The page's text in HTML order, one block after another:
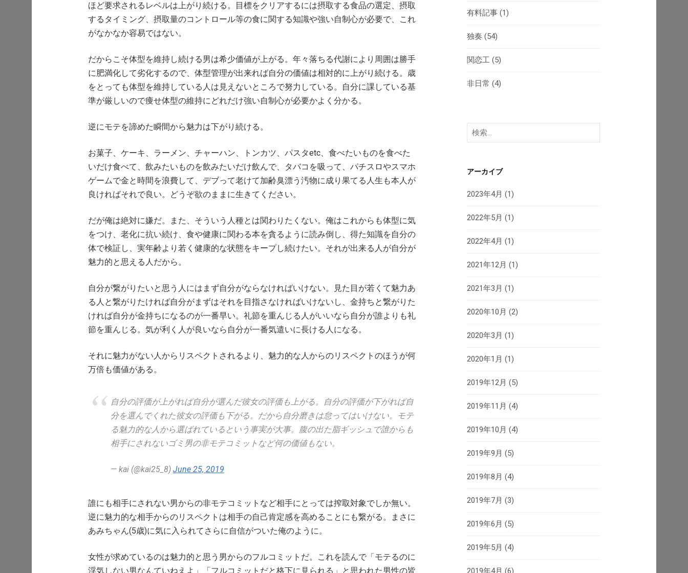
ほど要求されるレベルは上がり続ける。目標をクリアするには摂取する食品の選定、摂取
するタイミング、摂取量のコントロール等の食に関する知識や強い自制心が必要で、これ
がなかなか容易ではない。
だからこそ体型を維持し続ける男は希少価値が上がる。年々落ちる代謝により周囲は勝手
に肥満化して劣化するので、体型管理が出来れば自分の価値は相対的に上がり続ける。歳
をとっても体型を維持している人は見えないところで努力している。自分に課している基
準が厳しいので痩せ体型の維持にどれだけ強い自制心が必要かよく分かる。
逆にモテを諦めた瞬間から魅力は下がり続ける。
お菓子、ケーキ、ラーメン、チャーハン、トンカツ、パスタetc、食べたいものを食べた
いだけ食べて、飲みたいものを飲みたいだけ飲んで、タバコを吸って、パチスロやスマホ
ゲームで金と時間を浪費して、デブって老けて加齢臭漂う汚物に成り果てる人生も本人が
良ければそれで良い。どうぞ欲のままに生きてください。
だが俺は絶対に嫌だ。また、そういう人種とは関わりたくない。俺はこれからも体型に気
をつけ、老化に抗い続け、食や健康に関わる本を貪るように読み倒し、得た知識を自分の
体で検証し、実年齢より若く健康的な状態をキープし続けたい。それが出来る人が自分が
魅力的と思える人だから。
自分が繋がりたいと思う人にはまず自分がならなければいけない。見た目が若くて魅力あ
る人と繋がりたければ自分がまずはそれを目指さなければいけないし、金持ちと繋がりた
ければ自分が金持ちになるのが一番早い。礼節を重んじる人がいいなら自分が誰よりも礼
節を重んじる。気が利く人が良いなら自分が一番気遣いに長ける人になる。
それに魅力がない人からリスペクトされるより、魅力的な人からのリスペクトのほうが何
万倍も価値がある。
自分の評価が上がれば自分が選んだ彼女の評価も上がる。自分の評価が下がれば自
分を選んでくれた彼女の評価も下がる。だから自分磨きは怠ってはいけない。モテ
る魅力的な人から選ばれているという事実が大事。腹の出た脂ギッシュで誰からも
相手にされないゴミ男の非モテコミットなど何の価値もない。
— kai (@kai25_8) June 25, 2019
誰にも相手にされない男からの非モテコミットなど相手にとっては搾取対象でしか無い。
逆に魅力的な相手からのリスペクトは相手の自己肯定感を高めることにも繋がる。まさに
あみちゃん(5歳)に気に入られてさらに自信がついた俺のように。
女性が求めているのは魅力的と思う男からのフルコミットだ。これを読んで「モテるのに
浮気しない男なんていねえよ」「フルコミットだと格下に見られる」と思われた男性の皆
有料記事 (1)
独奏 (54)
関恋工 (5)
非日常 (4)
検
索:
アーカイブ
2023年4月 (1)
2022年5月 (1)
2022年4月 (1)
2021年12月 (1)
2021年3月 (1)
2020年10月 (2)
2020年3月 (1)
2020年1月 (1)
2019年12月 (5)
2019年11月 (4)
2019年10月 (4)
2019年9月 (5)
2019年8月 (4)
2019年7月 (3)
2019年6月 (5)
2019年5月 (4)
2019年4月 (6)